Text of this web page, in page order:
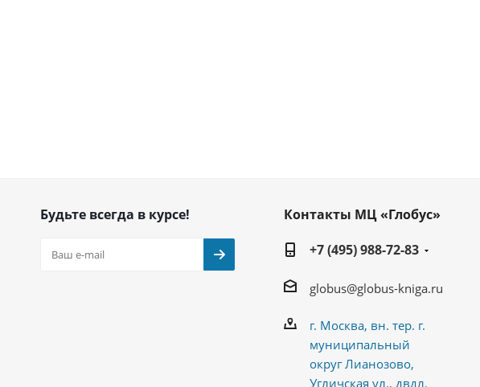
Будьте всегда в курсе!
Контакты МЦ «Глобус»
+7 (495) 988-72-83
globus@globus-kniga.ru
г. Москва, вн. тер. г.
муниципальный
округ Лианозово,
Угличская ул., двдл.